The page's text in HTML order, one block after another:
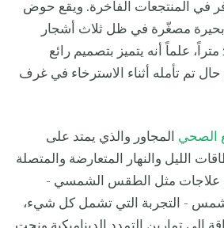
في المنتجعات الفاخرة. ويقع حوض
بحيرة مصغّرة في ظل ثلاث أشجار
مشذبة، ويبلغ طوله 25 متراً، علماً أنه يتميز بتصميم رائع
تم تأمله أثناء الاسترخاء في غرف
الصحي المجاور والذي يمتد على
الليل والنهار المتعارضة والمتصلة
علاجات مثل الطقس الشمسي -
- التجربة التي تشمل كل شيء،